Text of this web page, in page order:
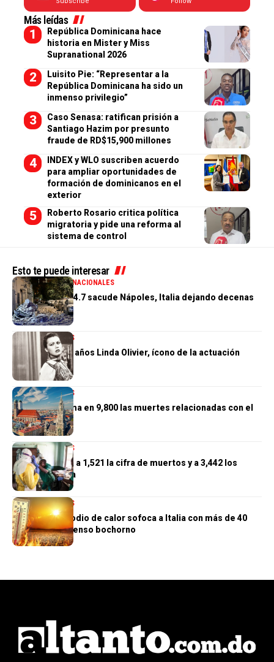
Más leídas
República Dominicana hace
historia en Mister y Miss
Supranational 2026
Luisito Pie: “Representar a la
República Dominicana ha sido un
inmenso privilegio”
Caso Senasa: ratifican prisión a
Santiago Hazim por presunto
fraude de RD$15,900 millones
INDEX y WLO suscriben acuerdo
para ampliar oportunidades de
formación de dominicanos en el
exterior
Roberto Rosario critica política
migratoria y pide una reforma al
sistema de control
Esto te puede interesar
GENERALESINTERNACIONALES
Terremoto de 4.7 sacude Nápoles, Italia dejando decenas
de heridos
INTERNACIONALES
Muere a los 97 años Linda Olivier, ícono de la actuación
venezolana
INTERNACIONALES
Alemania estima en 9,800 las muertes relacionadas con el
calor
INTERNACIONALES
El Congo eleva a 1,521 la cifra de muertos y a 3,442 los
casos de ébola
INTERNACIONALES
Un nuevo episodio de calor sofoca a Italia con más de 40
grados y un intenso bochorno